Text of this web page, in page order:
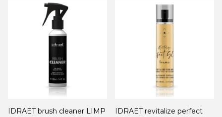
IDRAET brush cleaner LIMP
IDRAET revitalize perfect